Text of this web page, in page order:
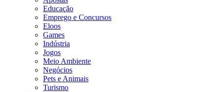
Educação
Emprego e Concursos
Eloos
Games
Indústria
Jogos
Meio Ambiente
Negócios
Pets e Animais
Turismo